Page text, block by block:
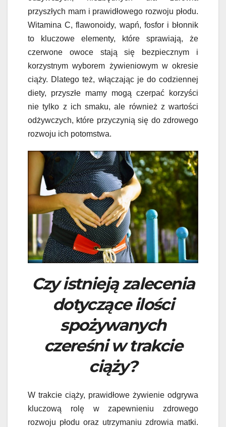
przyszłych mam i prawidłowego rozwoju płodu.
Witamina C, flawonoidy, wapń, fosfor i błonnik
to kluczowe elementy, które sprawiają, że
czerwone owoce stają się bezpiecznym i
korzystnym wyborem żywieniowym w okresie
ciąży. Dlatego też, włączając je do codziennej
diety, przyszłe mamy mogą czerpać korzyści
nie tylko z ich smaku, ale również z wartości
odżywczych, które przyczynią się do zdrowego
rozwoju ich potomstwa.
Czy istnieją zalecenia
dotyczące ilości
spożywanych
czereśni w trakcie
ciąży?
W trakcie ciąży, prawidłowe żywienie odgrywa
kluczową rolę w zapewnieniu zdrowego
rozwoju płodu oraz utrzymaniu zdrowia matki.